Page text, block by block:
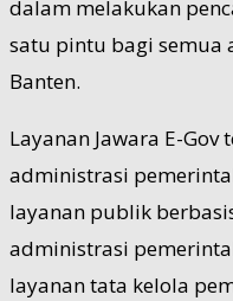
dalam melakukan
satu pintu bagi semua
Banten.
Layanan Jawara E-
administrasi
layanan publik
administrasi
layanan tata kelola